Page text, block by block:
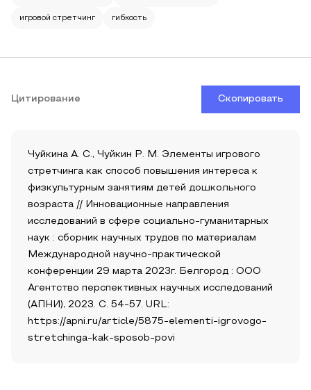
игровой стретчинг гибкость
Цитирование Скопировать
Чуйкина А. С., Чуйкин Р. М. Элементы игрового
стретчинга как способ повышения интереса к
физкультурным занятиям детей дошкольного
возраста // Инновационные направления
исследований в сфере социально-гуманитарных
наук : сборник научных трудов по материалам
Международной научно-практической
конференции 29 марта 2023г. Белгород : ООО
Агентство перспективных научных исследований
(АПНИ), 2023. С. 54-57. URL:
https://apni.ru/article/5875-elementi-igrovogo-
stretchinga-kak-sposob-povi